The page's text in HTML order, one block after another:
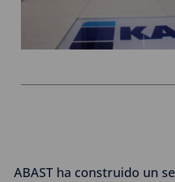
ABAST ha construido un